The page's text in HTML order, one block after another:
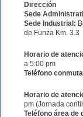
Dirección
Sede
Sede Industrial:
de Funza Km. 3.3
Horario de
a 5:00 pm
Teléfono
Horario de
pm (Jornada
Teléfono área de